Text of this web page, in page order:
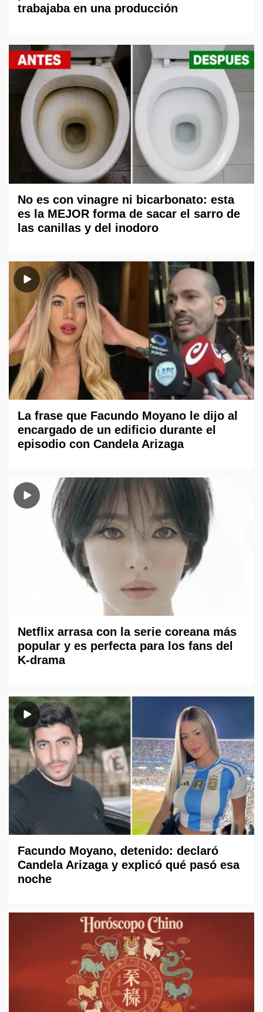
trabajaba en una producción
No es con vinagre ni bicarbonato: esta
es la MEJOR forma de sacar el sarro de
las canillas y del inodoro
La frase que Facundo Moyano le dijo al
encargado de un edificio durante el
episodio con Candela Arizaga
Netflix arrasa con la serie coreana más
popular y es perfecta para los fans del
K-drama
Facundo Moyano, detenido: declaró
Candela Arizaga y explicó qué pasó esa
noche